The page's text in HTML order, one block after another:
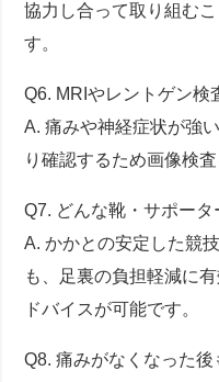
協力し合って取り組む
す。
Q6. MRIやレントゲン検
A. 痛みや神経症状が強
り確認するため画像検
Q7. どんな靴・サポータ
A. かかとの安定した競
も、足裏の負担軽減に
ドバイスが可能です。
Q8. 痛みがなくなった後